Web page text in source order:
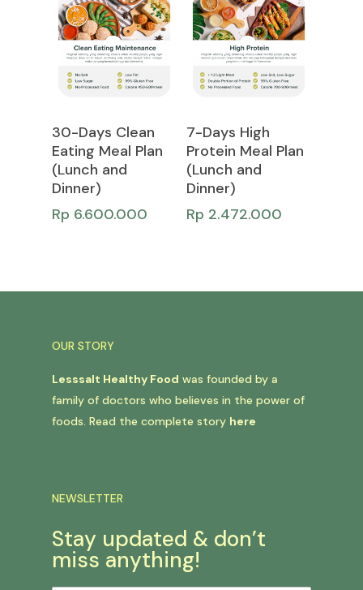
Add To Cart
30-Days Clean
Eating Meal Plan
(Lunch and
Dinner)
Rp 6.600.000
Add To Cart
7-Days High
Protein Meal Plan
(Lunch and
Dinner)
Rp 2.472.000
OUR STORY
Lesssalt Healthy Food was founded by a
family of doctors who believes in the power of
foods. Read the complete story here
NEWSLETTER
Stay updated & don’t
miss anything!